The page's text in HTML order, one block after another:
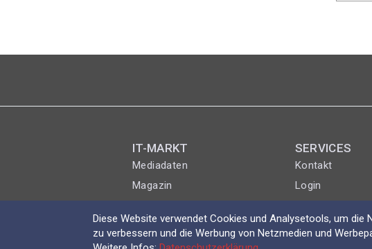
IT-MARKT
Mediadaten
Magazin
SERVICES
Kontakt
Login
Diese Website verwendet Cookies und Analysetools, um die
zu verbessern und die Werbung von Netzmedien und